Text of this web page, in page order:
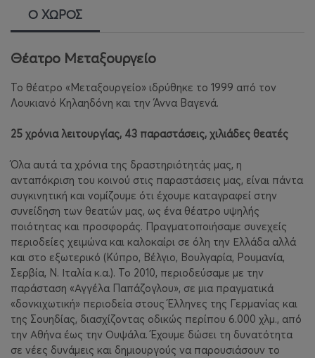
Ο ΧΩΡΟΣ
Θέατρο Μεταξουργείο
Το θέατρο «Μεταξουργείο» ιδρύθηκε το 1999 από τον
Λουκιανό Κηλαηδόνη και την Άννα Βαγενά.
25 χρόνια λειτουργίας, 43 παραστάσεις, χιλιάδες θεατές
Όλα αυτά τα χρόνια της δραστηριότητάς μας, η
ανταπόκριση του κοινού στις παραστάσεις μας, είναι πάντα
συγκινητική και νομίζουμε ότι έχουμε καταγραφεί στην
συνείδηση των θεατών μας, ως ένα θέατρο υψηλής
ποιότητας και προσφοράς. Πραγματοποιήσαμε συνεχείς
περιοδείες χειμώνα και καλοκαίρι σε όλη την Ελλάδα αλλά
και στο εξωτερικό (Κύπρο, Βέλγιο, Βουλγαρία, Ρουμανία,
Σερβία, Ν. Ιταλία κ.α.). Το 2010, περιοδεύσαμε με την
παράσταση «Αγγέλα Παπάζογλου», σε μια πραγματικά
«δονκιχωτική» περιοδεία στους Έλληνες της Γερμανίας και
της Σουηδίας, διασχίζοντας οδικώς περίπου 6.000 χλμ., από
την Αθήνα έως την Ουψάλα. Έχουμε δώσει τη δυνατότητα
σε νέες δυνάμεις και δημιουργούς να παρουσιάσουν το